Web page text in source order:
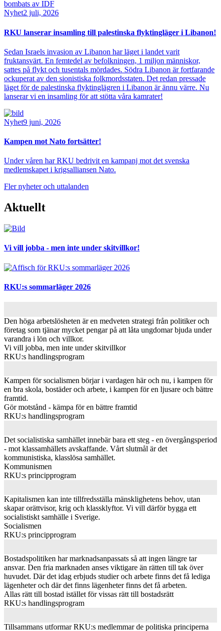
Nyhet2 juli, 2026
RKU lanserar insamling till palestinska flyktingläger i Libanon!
Sedan Israels invasion av Libanon har läget i landet varit
fruktansvärt. En femtedel av befolkningen, 1 miljon människor,
sattes på flykt och tusentals mördades. Södra Libanon är fortfarande
ockuperat av den sionistiska folkmordsstaten. Det redan pressade
läget för de palestinska flyktinglägren i Libanon är ännu värre. Nu
lanserar vi en insamling för att stötta våra kamrater!
Bild
Nyhet9 juni, 2026
Kampen mot Nato fortsätter!
Under våren har RKU bedrivit en kampanj mot det svenska
medlemskapet i krigsalliansen Nato.
Fler nyheter och uttalanden
Aktuellt
Bild
Vi vill jobba - men inte under skitvillkor!
Bild
RKU:s sommarläger 2026
Den höga arbetslösheten är en medveten strategi från politiker och
företag som tjänar mycket pengar på att låta ungdomar bjuda under
varandra i lön och villkor.
Vi vill jobba, men inte under skitvillkor
RKU:s handlingsprogram
Kampen för socialismen börjar i vardagen här och nu, i kampen för
en bra skola, bostäder och arbete, i kampen för en ljusare och bättre
framtid.
Gör motstånd - kämpa för en bättre framtid
RKU:s handlingsprogram
Det socialistiska samhället innebär bara ett steg - en övergångsperiod
- mot klassamhällets avskaffande. Vårt slutmål är det
kommunistiska, klasslösa samhället.
Kommunismen
RKU:s principprogram
Kapitalismen kan inte tillfredsställa mänsklighetens behov, utan
skapar orättvisor, krig och klassklyftor. Vi vill därför bygga ett
socialistiskt samhälle i Sverige.
Socialismen
RKU:s principprogram
Bostadspolitiken har marknadsanpassats så att ingen längre tar
ansvar. Den fria marknaden anses viktigare än rätten till tak över
huvudet. Där det idag erbjuds studier och arbete finns det få lediga
lägenheter och där det finns lägenheter finns det få arbeten.
Allas rätt till bostad istället för vissas rätt till bostadsrätt
RKU:s handlingsprogram
Tillsammans utformar RKU:s medlemmar de politiska principerna